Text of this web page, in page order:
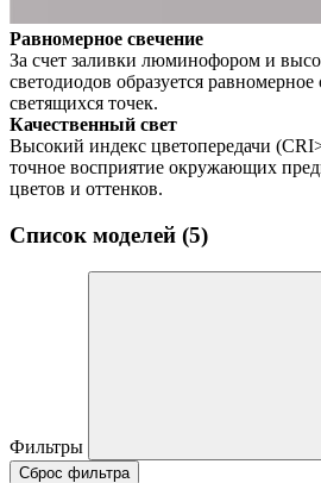
Равномерное свечение
За счет заливки люминофором и
светодиодов образуется
светящихся точек.
Качественный свет
Высокий индекс цветопередачи
точное восприятие окружающих
цветов и оттенков.
Список моделей (5)
Фильтры
Сброс фильтра